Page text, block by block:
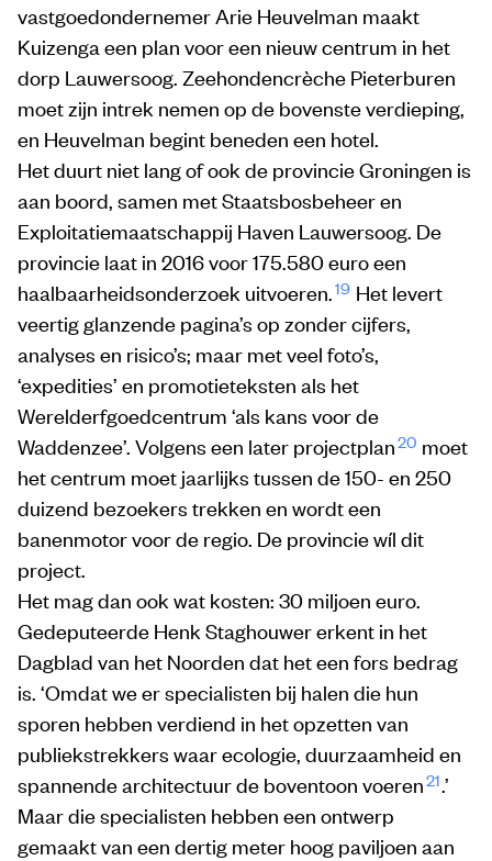
vastgoedondernemer Arie Heuvelman maakt
Kuizenga een plan voor een nieuw centrum in het
dorp Lauwersoog. Zeehondencrèche Pieterburen
moet zijn intrek nemen op de bovenste verdieping,
en Heuvelman begint beneden een hotel.
Het duurt niet lang of ook de provincie Groningen is
aan boord, samen met Staatsbosbeheer en
Exploitatiemaatschappij Haven Lauwersoog. De
provincie laat in 2016 voor 175.580 euro een
haalbaarheidsonderzoek uitvoeren.19 Het levert
veertig glanzende pagina’s op zonder cijfers,
analyses en risico’s; maar met veel foto’s,
‘expedities’ en promotieteksten als het
Werelderfgoedcentrum ‘als kans voor de
Waddenzee’. Volgens een later projectplan20 moet
het centrum moet jaarlijks tussen de 150- en 250
duizend bezoekers trekken en wordt een
banenmotor voor de regio. De provincie wíl dit
project.
Het mag dan ook wat kosten: 30 miljoen euro.
Gedeputeerde Henk Staghouwer erkent in het
Dagblad van het Noorden dat het een fors bedrag
is. ‘Omdat we er specialisten bij halen die hun
sporen hebben verdiend in het opzetten van
publiekstrekkers waar ecologie, duurzaamheid en
spannende architectuur de boventoon voeren21.’
Maar die specialisten hebben een ontwerp
gemaakt van een dertig meter hoog paviljoen aan